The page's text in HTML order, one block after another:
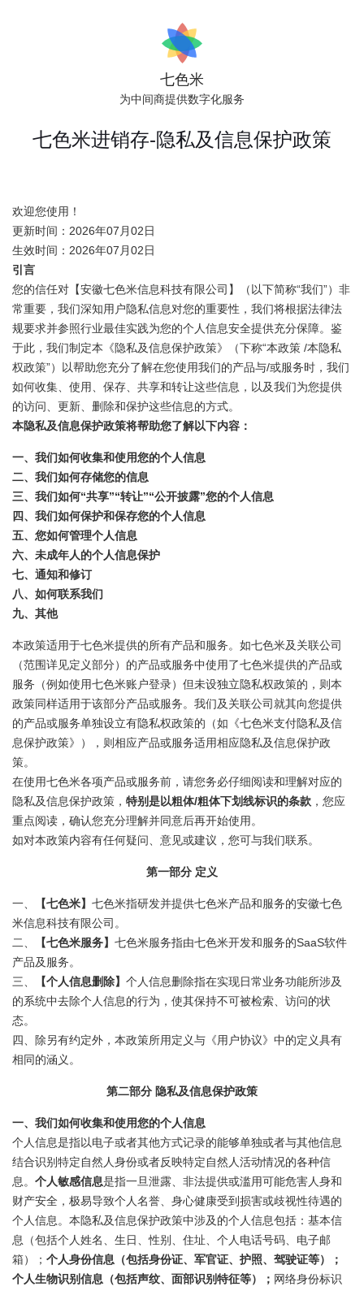
七色米
为中间商提供数字化服务
七色米进销存-隐私及信息保护政策
欢迎您使用！
更新时间：2026年07月02日
生效时间：2026年07月02日
引言
您的信任对【安徽七色米信息科技有限公司】（以下简称“我们”）非
常重要，我们深知用户隐私信息对您的重要性，我们将根据法律法
规要求并参照行业最佳实践为您的个人信息安全提供充分保障。鉴
于此，我们制定本《隐私及信息保护政策》（下称“本政策 /本隐私
权政策”）以帮助您充分了解在您使用我们的产品与/或服务时，我们
如何收集、使用、保存、共享和转让这些信息，以及我们为您提供
的访问、更新、删除和保护这些信息的方式。
本隐私及信息保护政策将帮助您了解以下内容：
一、我们如何收集和使用您的个人信息
二、我们如何存储您的信息
三、我们如何“共享”“转让”“公开披露”您的个人信息
四、我们如何保护和保存您的个人信息
五、您如何管理个人信息
六、未成年人的个人信息保护
七、通知和修订
八、如何联系我们
九、其他
本政策适用于七色米提供的所有产品和服务。如七色米及关联公司
（范围详见定义部分）的产品或服务中使用了七色米提供的产品或
服务（例如使用七色米账户登录）但未设独立隐私权政策的，则本
政策同样适用于该部分产品或服务。我们及关联公司就其向您提供
的产品或服务单独设立有隐私权政策的（如《七色米支付隐私及信
息保护政策》），则相应产品或服务适用相应隐私及信息保护政
策。
在使用七色米各项产品或服务前，请您务必仔细阅读和理解对应的
隐私及信息保护政策， 特别是以粗体/粗体下划线标识的条款 ，您应
重点阅读，确认您充分理解并同意后再开始使用。
如对本政策内容有任何疑问、意见或建议，您可与我们联系。
第一部分 定义
一、 【七色米】 七色米指研发并提供七色米产品和服务的安徽七色
米信息科技有限公司。
二、
【七色米服务】 七色米服务指由七色米开发和服务的SaaS软件
产品及服务。
三、
【个人信息删除】 个人信息删除指在实现日常业务功能所涉及
的系统中去除个人信息的行为，使其保持不可被检索、访问的状
态。
四、除另有约定外，本政策所用定义与《用户协议》中的定义具有
相同的涵义。
第二部分 隐私及信息保护政策
一、我们如何收集和使用您的个人信息
个人信息是指以电子或者其他方式记录的能够单独或者与其他信息
结合识别特定自然人身份或者反映特定自然人活动情况的各种信
息。 个人敏感信息是指一旦泄露、非法提供或滥用可能危害人身和
财产安全，极易导致个人名誉、身心健康受到损害或歧视性待遇的
个人信息。本隐私及信息保护政策中涉及的个人信息包括：基本信
息（包括个人姓名、生日、性别、住址、个人电话号码、电子邮
箱）； 个人身份信息（包括身份证、军官证、护照、驾驶证等）；
个人生物识别信息（包括声纹、面部识别特征等）； 网络身份标识